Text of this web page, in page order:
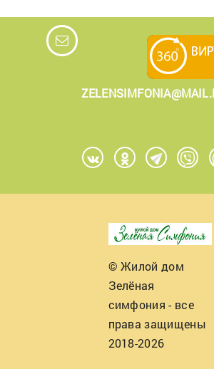
© Жилой дом
Зелёная
симфония - все
права защищены
2018-2026